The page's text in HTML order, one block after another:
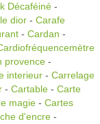
Décaféiné -
dior - Carafe
- Cardan -
provence -
interieur - Carrelage
- Cartable - Carte
magie - Cartes
d'encre -